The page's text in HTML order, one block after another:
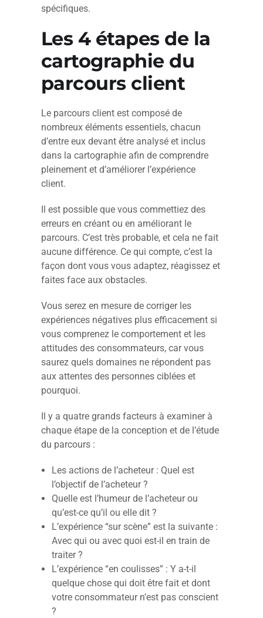
spécifiques.
Les 4 étapes de la
cartographie du
parcours client
Le parcours client est composé de
nombreux éléments essentiels, chacun
d’entre eux devant être analysé et inclus
dans la cartographie afin de comprendre
pleinement et d’améliorer l’expérience
client.
Il est possible que vous commettiez des
erreurs en créant ou en améliorant le
parcours. C’est très probable, et cela ne fait
aucune différence. Ce qui compte, c’est la
façon dont vous vous adaptez, réagissez et
faites face aux obstacles.
Vous serez en mesure de corriger les
expériences négatives plus efficacement si
vous comprenez le comportement et les
attitudes des consommateurs, car vous
saurez quels domaines ne répondent pas
aux attentes des personnes ciblées et
pourquoi.
Il y a quatre grands facteurs à examiner à
chaque étape de la conception et de l’étude
du parcours :
Les actions de l’acheteur : Quel est
l’objectif de l’acheteur ?
Quelle est l’humeur de l’acheteur ou
qu’est-ce qu’il ou elle dit ?
L’expérience “sur scène” est la suivante :
Avec qui ou avec quoi est-il en train de
traiter ?
L’expérience “en coulisses” : Y a-t-il
quelque chose qui doit être fait et dont
votre consommateur n’est pas conscient
?